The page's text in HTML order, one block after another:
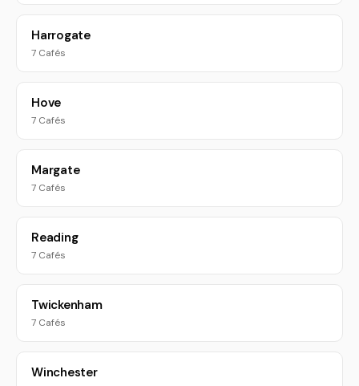
Harrogate
7 Cafés
Hove
7 Cafés
Margate
7 Cafés
Reading
7 Cafés
Twickenham
7 Cafés
Winchester